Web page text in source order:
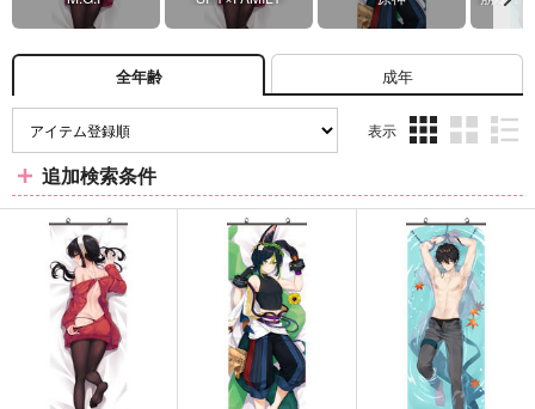
全年齢 成年
表示
ム
表
示
ム
表
示
ム
表
追加検索条件